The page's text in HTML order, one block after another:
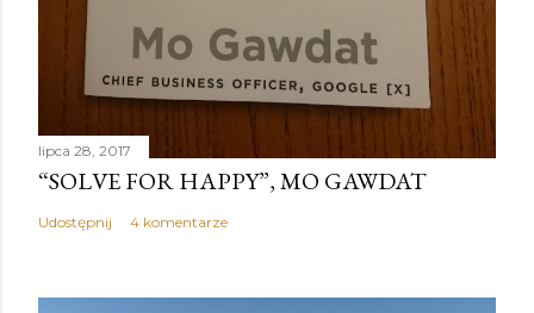
lipca 28, 2017
“SOLVE FOR HAPPY”, MO GAWDAT
Udostępnij 4 komentarze